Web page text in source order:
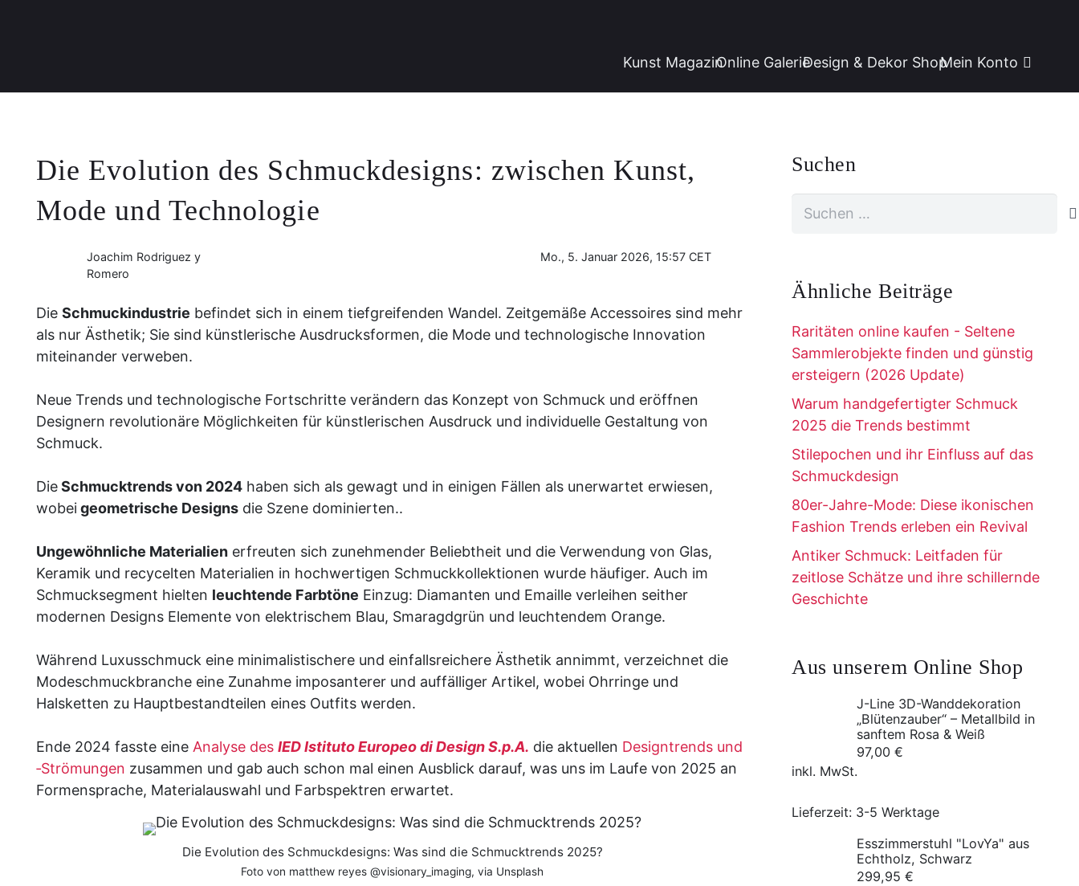
Kunst MagazinOnline GalerieDesign & Dekor ShopMein Konto
Die Evolution des Schmuckdesigns: zwischen Kunst,
Mode und Technologie
Joachim Rodriguez y
Romero
Mo., 5. Januar 2026, 15:57 CET
Die Schmuckindustrie befindet sich in einem tiefgreifenden Wandel. Zeitgemäße Accessoires sind mehr
als nur Ästhetik; Sie sind künstlerische Ausdrucksformen, die Mode und technologische Innovation
miteinander verweben.
Neue Trends und technologische Fortschritte verändern das Konzept von Schmuck und eröffnen
Designern revolutionäre Möglichkeiten für künstlerischen Ausdruck und individuelle Gestaltung von
Schmuck.
DieSchmucktrends von 2024 haben sich als gewagt und in einigen Fällen als unerwartet erwiesen,
wobeigeometrische Designs die Szene dominierten..
Ungewöhnliche Materialien erfreuten sich zunehmender Beliebtheit und die Verwendung von Glas,
Keramik und recycelten Materialien in hochwertigen Schmuckkollektionen wurde häufiger. Auch im
Schmucksegment hielten leuchtende Farbtöne Einzug: Diamanten und Emaille verleihen seither
modernen Designs Elemente von elektrischem Blau, Smaragdgrün und leuchtendem Orange.
Während Luxusschmuck eine minimalistischere und einfallsreichere Ästhetik annimmt, verzeichnet die
Modeschmuckbranche eine Zunahme imposanterer und auffälliger Artikel, wobei Ohrringe und
Halsketten zu Hauptbestandteilen eines Outfits werden.
Ende 2024 fasste eine Analyse des IED Istituto Europeo di Design S.p.A. die aktuellen Designtrends und
‑Strömungen zusammen und gab auch schon mal einen Ausblick darauf, was uns im Laufe von 2025 an
Formensprache, Materialauswahl und Farbspektren erwartet.
Die Evolution des Schmuckdesigns: Was sind die Schmucktrends 2025?
Foto von matthew reyes @visionary_imaging, via Unsplash
Suchen
Ähnliche Beiträge
Raritäten online kaufen - Seltene
Sammlerobjekte finden und günstig
ersteigern (2026 Update)
Warum handgefertigter Schmuck
2025 die Trends bestimmt
Stilepochen und ihr Einfluss auf das
Schmuckdesign
80er-Jahre-Mode: Diese ikonischen
Fashion Trends erleben ein Revival
Antiker Schmuck: Leitfaden für
zeitlose Schätze und ihre schillernde
Geschichte
Aus unserem Online Shop
J-Line 3D-Wanddekoration
„Blütenzauber“ – Metallbild in
sanftem Rosa & Weiß
97,00€
inkl. MwSt.
Lieferzeit: 3-5 Werktage
Esszimmerstuhl "LovYa" aus
Echtholz, Schwarz
299,95€